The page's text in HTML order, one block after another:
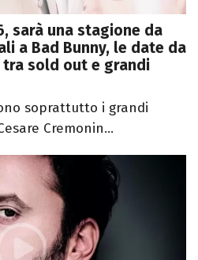
sarà una stagione da
a Bad Bunny, le date da
sold out e grandi
soprattutto i grandi
Cremonin...